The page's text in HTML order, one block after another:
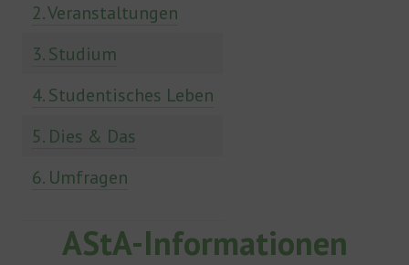
2. Veranstaltungen
3. Studium
4. Studentisches Leben
5. Dies & Das
6. Umfragen
AStA-Informationen